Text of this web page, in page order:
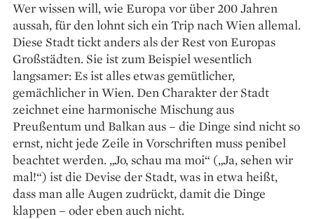
Wer wissen will, wie Europa vor über 200 Jahren
aussah, für den lohnt sich ein Trip nach Wien allemal.
Diese Stadt tickt anders als der Rest von Europas
Großstädten. Sie ist zum Beispiel wesentlich
langsamer: Es ist ­alles ­etwas gemütlicher,
gemächlicher in Wien. Den Charakter der Stadt
zeichnet eine harmonische Mischung aus
Preußentum und Balkan aus – die Dinge sind nicht so
ernst, nicht jede Zeile in Vorschriften muss penibel
beachtet werden. „Jo, schau ma moi“ („Ja, sehen wir
mal!“) ist die Devise der Stadt, was in etwa heißt,
dass man alle Augen zudrückt, damit die Dinge
klappen – oder eben auch nicht.